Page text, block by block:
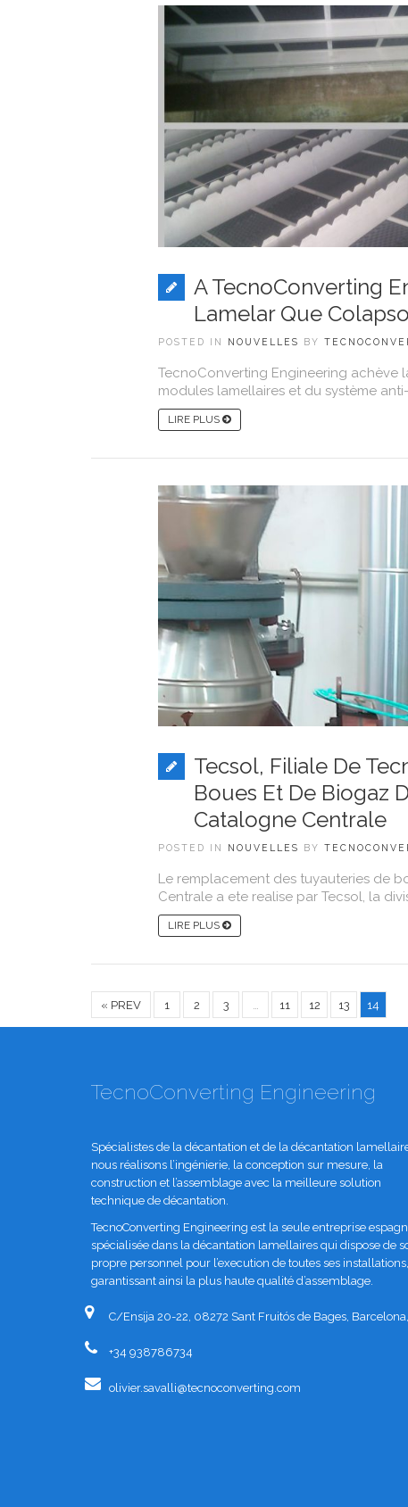
A TecnoConverting
Lamelar Que
POSTED IN NOUVELLES BY
TecnoConverting Engineering achève
modules lamellaires et du système
LIRE PLUS
Tecsol, Filiale De
Boues Et De Biogaz
Catalogne Centrale
POSTED IN NOUVELLES BY
Le remplacement des tuyauteries de
Centrale a ete realise par Tecsol, la
LIRE PLUS
« PREV 1 2 3 11 12 13 14
TecnoConverting Engineering
Spécialistes de la décantation et de la décantation
nous réalisons l’ingénierie, la conception sur mesure, la
construction et l’assemblage avec la meilleure solution
technique de décantation.
TecnoConverting Engineering est la seule entreprise
spécialisée dans la décantation lamellaires qui dispose de
propre personnel pour l’execution de toutes ses installations,
garantissant ainsi la plus haute qualité d’assemblage.
C/Ensija 20-22, 08272 Sant Fruitós de Bages,
+34 938786734
olivier.savalli@tecnoconverting.com